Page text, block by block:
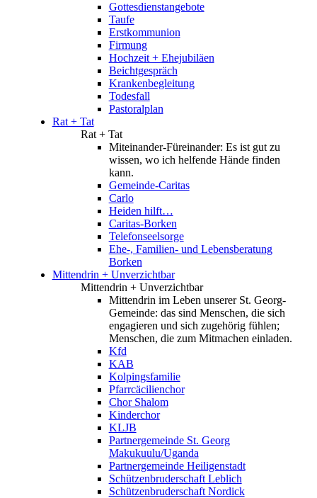
Gottesdienstangebote
Taufe
Erstkommunion
Firmung
Hochzeit + Ehejubiläen
Beichtgespräch
Krankenbegleitung
Todesfall
Pastoralplan
Rat + Tat
Rat + Tat
Miteinander-Füreinander: Es ist gut zu
wissen, wo ich helfende Hände finden
kann.
Gemeinde-Caritas
Carlo
Heiden hilft…
Caritas-Borken
Telefonseelsorge
Ehe-, Familien- und Lebensberatung
Borken
Mittendrin + Unverzichtbar
Mittendrin + Unverzichtbar
Mittendrin im Leben unserer St. Georg-
Gemeinde: das sind Menschen, die sich
engagieren und sich zugehörig fühlen;
Menschen, die zum Mitmachen einladen.
Kfd
KAB
Kolpingsfamilie
Pfarrcäcilienchor
Chor Shalom
Kinderchor
KLJB
Partnergemeinde St. Georg
Makukuulu/Uganda
Partnergemeinde Heiligenstadt
Schützenbruderschaft Leblich
Schützenbruderschaft Nordick